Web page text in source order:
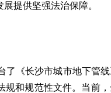
提供坚强法治保障。
《长沙市城市地下管线
规和规范性文件。当前